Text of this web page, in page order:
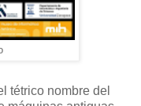
tétrico nombre del